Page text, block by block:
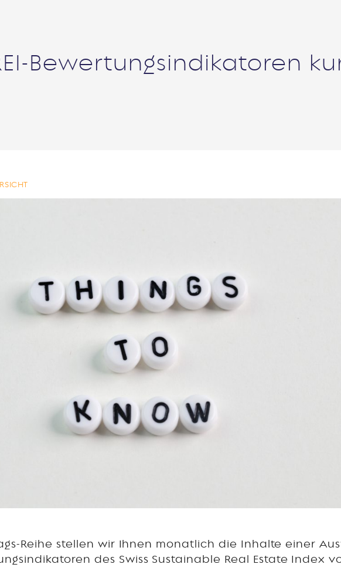
Bewertungsindikatoren
Reihe stellen wir Ihnen monatlich die Inhalte einer
des Swiss Sustainable Real Estate Index